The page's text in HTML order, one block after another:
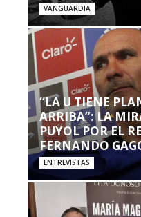
VANGUARDIA
“LA U TIENE
ARRIBA”: LA
PUYOL POR EL
FERNANDO
ENTREVISTAS